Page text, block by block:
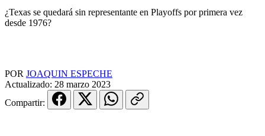
¿Texas se quedará sin representante en Playoffs por primera vez
desde 1976?
POR JOAQUIN ESPECHE
Actualizado: 28 marzo 2023
Compartir: